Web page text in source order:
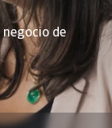
negocio de